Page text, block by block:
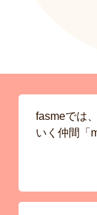
fasmeでは
いく仲間「